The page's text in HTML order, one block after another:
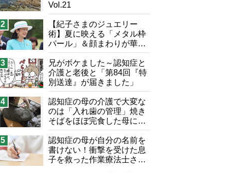
兄がボケました
予防法
Vol.21
2
【紀子さまのジュエリー
術】夏に映える「メタル枠
パール」＆顔まわりが華や
ぐ「揺れる一粒」の使い分
け方
3
兄がボケました～認知症と
介護と老後と「第84回『特
別送達』が届きました」
4
認知症の母の介護で大変な
のは「入れ歯の管理」焼き
そばをほぼ完食した母に息
子が血の気が引いた理由
5
認知症の母が自分の名前を
書けない！衝撃を受けた息
子を救った作業療法士さん